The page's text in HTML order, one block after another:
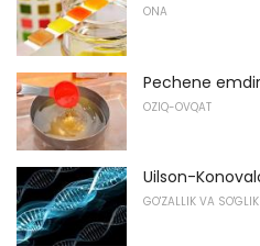
ONA
Pechene
OZIQ-OVQAT
Uilson-
GO'ZALLIK VA SO'GLIK